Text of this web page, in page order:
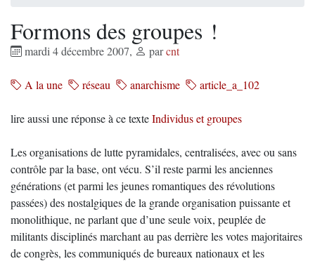
Formons des groupes !
mardi 4 décembre 2007, parcnt
A la une réseau anarchisme article_a_102
lire aussi une réponse à ce texteIndividus et groupes
Les organisations de lutte pyramidales, centralisées, avec ou sans
contrôle par la base, ont vécu. S’il reste parmi les anciennes
générations (et parmi les jeunes romantiques des révolutions
passées) des nostalgiques de la grande organisation puissante et
monolithique, ne parlant que d’une seule voix, peuplée de
militants disciplinés marchant au pas derrière les votes majoritaires
de congrès, les communiqués de bureaux nationaux et les